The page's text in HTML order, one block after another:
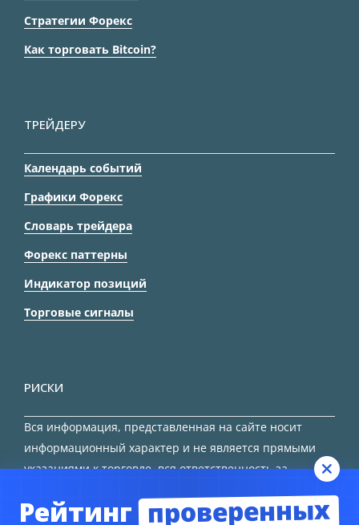
Стратегии Форекс
Как торговать Bitcoin?
ТРЕЙДЕРУ
Календарь событий
Графики Форекс
Словарь трейдера
Форекс паттерны
Индикатор позиций
Торговые сигналы
РИСКИ
Вся информация, представленная на сайте носит
информационный характер и не является прямыми
указаниями к торговле, вся ответственность за
Рейтинг проверенных